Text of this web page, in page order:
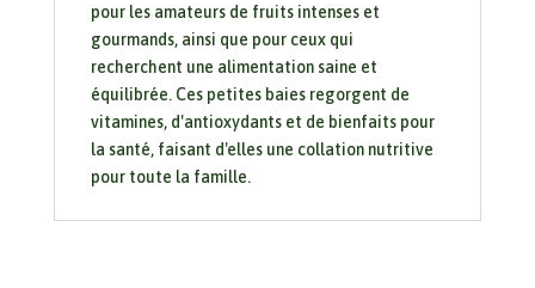
pour les amateurs de fruits intenses et
gourmands, ainsi que pour ceux qui
recherchent une alimentation saine et
équilibrée. Ces petites baies regorgent de
vitamines, d'antioxydants et de bienfaits pour
la santé, faisant d'elles une collation nutritive
pour toute la famille.